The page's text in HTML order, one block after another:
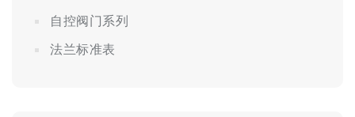
自控阀门系列
法兰标准表